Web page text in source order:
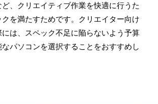
、クリエイティブ作業を快適に行うた
を満たすためです。クリエイター向け
は、スペック不足に陥らないよう予算
パソコンを選択することをおすすめし